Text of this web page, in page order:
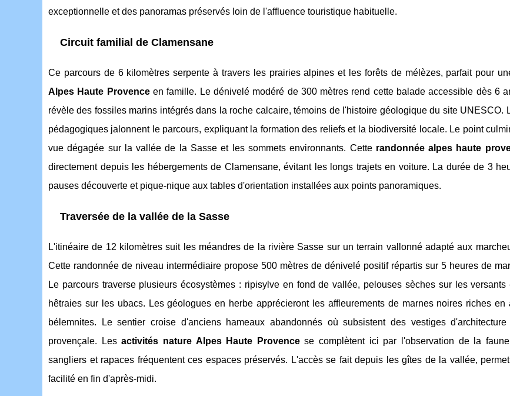
exceptionnelle et des panoramas préservés loin de l'affluence touristique habituelle.
Circuit familial de Clamensane
Ce parcours de 6 kilomètres serpente à travers les prairies alpines et les forêts de mélèzes, parfait pour
Alpes Haute Provenceen famille. Le dénivelé modéré de 300 mètres rend cette balade accessible dès 6
révèle des fossiles marins intégrés dans la roche calcaire, témoins de l'histoire géologique du site UNESCO.
pédagogiques jalonnent le parcours, expliquant la formation des reliefs et la biodiversité locale. Le point
vue dégagée sur la vallée de la Sasse et les sommets environnants. Cette randonnée alpes haute
directement depuis les hébergements de Clamensane, évitant les longs trajets en voiture. La durée de 3
pauses découverte et pique-nique aux tables d'orientation installées aux points panoramiques.
Traversée de la vallée de la Sasse
L'itinéaire de 12 kilomètres suit les méandres de la rivière Sasse sur un terrain vallonné adapté aux
Cette randonnée de niveau intermédiaire propose 500 mètres de dénivelé positif répartis sur 5 heures de
Le parcours traverse plusieurs écosystèmes : ripisylve en fond de vallée, pelouses sèches sur les
hêtraies sur les ubacs. Les géologues en herbe apprécieront les affleurements de marnes noires riches en
bélemnites. Le sentier croise d'anciens hameaux abandonnés où subsistent des vestiges d'architecture
provençale. Lesactivités nature Alpes Haute Provencese complètent ici par l'observation de la
sangliers et rapaces fréquentent ces espaces préservés. L'accès se fait depuis les gîtes de la vallée,
facilité en fin d'après-midi.